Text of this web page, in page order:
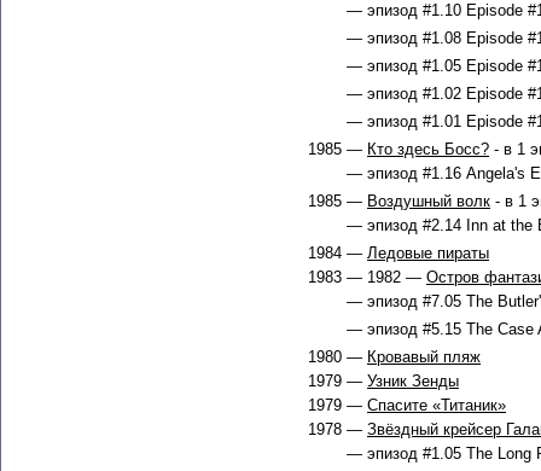
— эпизод #1.10 Episode
— эпизод #1.08 Episode
— эпизод #1.05 Episode
— эпизод #1.02 Episode
— эпизод #1.01 Episode
1985 — Кто здесь Босс? - в 1
— эпизод #1.16 Angela's
1985 — Воздушный волк - в 1
— эпизод #2.14 Inn at the
1984 — Ледовые пираты
1983 — 1982 — Остров
— эпизод #7.05 The
— эпизод #5.15 The Case
1980 — Кровавый пляж
1979 — Узник Зенды
1979 — Спасите «Титаник»
1978 — Звёздный крейсер
— эпизод #1.05 The Long